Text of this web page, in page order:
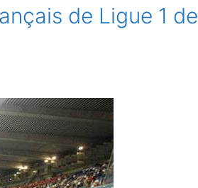
de Ligue 1 de